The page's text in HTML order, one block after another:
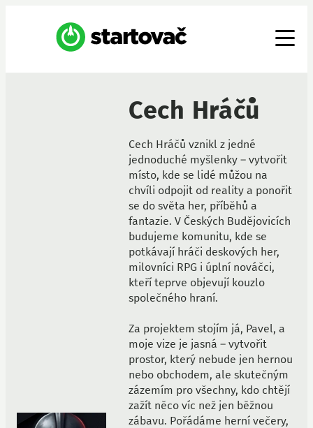
Cech Hráčů
Cech Hráčů vznikl z jedné
jednoduché myšlenky – vytvořit
místo, kde se lidé můžou na
chvíli odpojit od reality a ponořit
se do světa her, příběhů a
fantazie. V Českých Budějovicích
budujeme komunitu, kde se
potkávají hráči deskových her,
milovníci RPG i úplní nováčci,
kteří teprve objevují kouzlo
společného hraní.
Za projektem stojím já, Pavel, a
moje vize je jasná – vytvořit
prostor, který nebude jen hernou
nebo obchodem, ale skutečným
zázemím pro všechny, kdo chtějí
zažít něco víc než jen běžnou
zábavu. Pořádáme herní večery,